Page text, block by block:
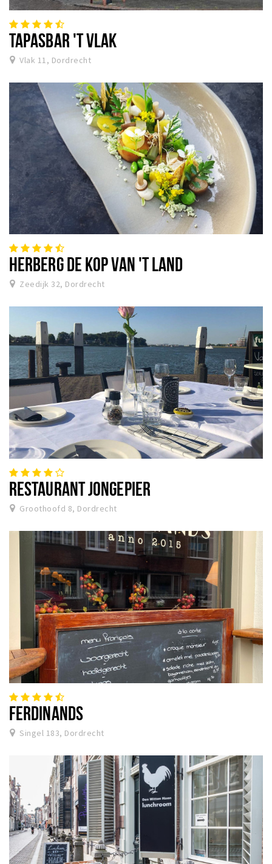
TAPASBAR 'T VLAK
Vlak 11, Dordrecht
HERBERG DE KOP VAN 'T LAND
Zeedijk 32, Dordrecht
RESTAURANT JONGEPIER
Groothoofd 8, Dordrecht
FERDINANDS
Singel 183, Dordrecht